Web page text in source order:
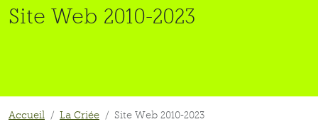
Site Web 2010-2023
Accueil La Criée Site Web 2010-2023